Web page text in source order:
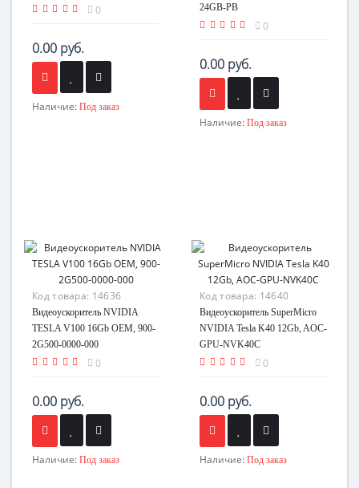
0
0.00 руб.
Наличие: Под заказ
24GB-PB
0
0.00 руб.
Наличие: Под заказ
Код товара: 14636
Видеоускоритель NVIDIA
TESLA V100 16Gb OEM, 900-
2G500-0000-000
0
0.00 руб.
Наличие: Под заказ
Код товара: 14640
Видеоускоритель SuperMicro
NVIDIA Tesla K40 12Gb, AOC-
GPU-NVK40C
0
0.00 руб.
Наличие: Под заказ